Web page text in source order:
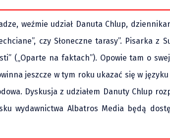
weźmie udział Danuta Chlup,
czy Słoneczne tarasy”. Pisarka z
(„Oparte na faktach”). Opowie tam o
jeszcze w tym roku ukazać się w
Dyskusja z udziałem Danuty Chlup
wydawnictwa Albatros Media będą